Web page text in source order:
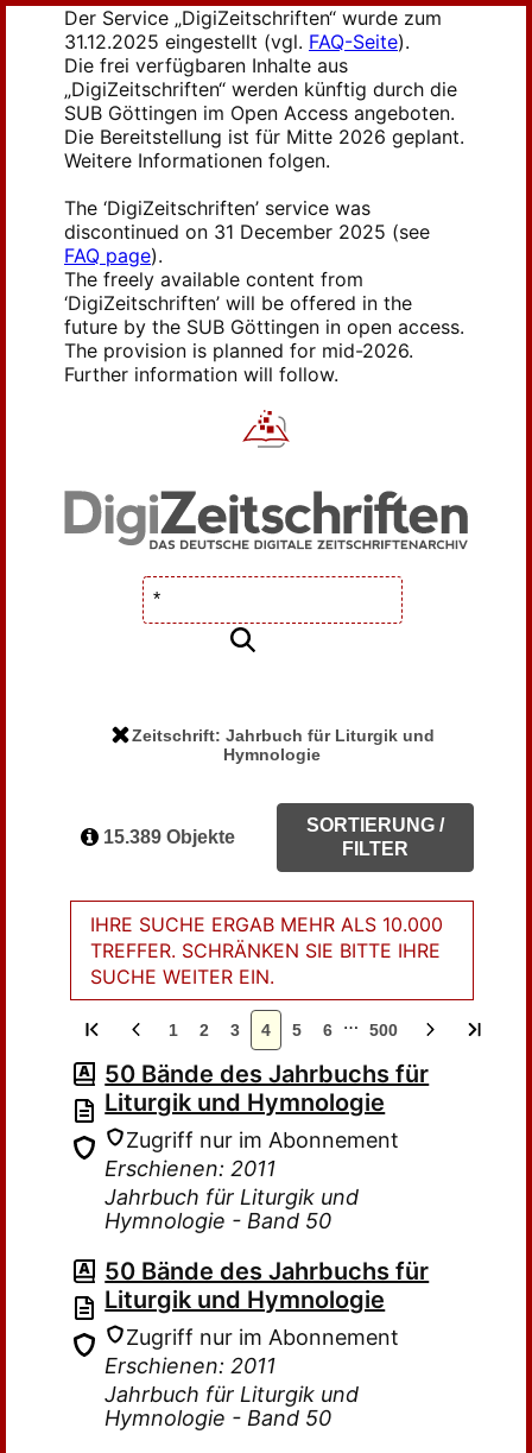
Der Service „DigiZeitschriften“ wurde zum
31.12.2025 eingestellt (vgl. FAQ-Seite).
Die frei verfügbaren Inhalte aus
„DigiZeitschriften“ werden künftig durch die
SUB Göttingen im Open Access angeboten.
Die Bereitstellung ist für Mitte 2026 geplant.
Weitere Informationen folgen.
The ‘DigiZeitschriften’ service was
discontinued on 31 December 2025 (see
FAQ page).
The freely available content from
‘DigiZeitschriften’ will be offered in the
future by the SUB Göttingen in open access.
The provision is planned for mid-2026.
Further information will follow.
Zeitschrift: Jahrbuch für Liturgik und
Hymnologie
15.389 Objekte
SORTIERUNG /
FILTER
IHRE SUCHE ERGAB MEHR ALS 10.000
TREFFER. SCHRÄNKEN SIE BITTE IHRE
SUCHE WEITER EIN.
1 2 3 4 5 6 … 500
50 Bände des Jahrbuchs für
Liturgik und Hymnologie
Zugriff nur im Abonnement
Erschienen: 2011
Jahrbuch für Liturgik und
Hymnologie - Band 50
50 Bände des Jahrbuchs für
Liturgik und Hymnologie
Zugriff nur im Abonnement
Erschienen: 2011
Jahrbuch für Liturgik und
Hymnologie - Band 50